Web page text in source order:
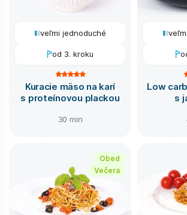
veľmi jednoduché
od 3. kroku
Kuracie mäso na karí
s proteínovou plackou
30 min
Low
s
Obed
Večera